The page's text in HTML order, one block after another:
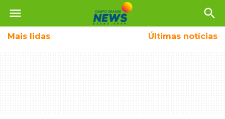
menu search
Mais lidas Últimas notícias